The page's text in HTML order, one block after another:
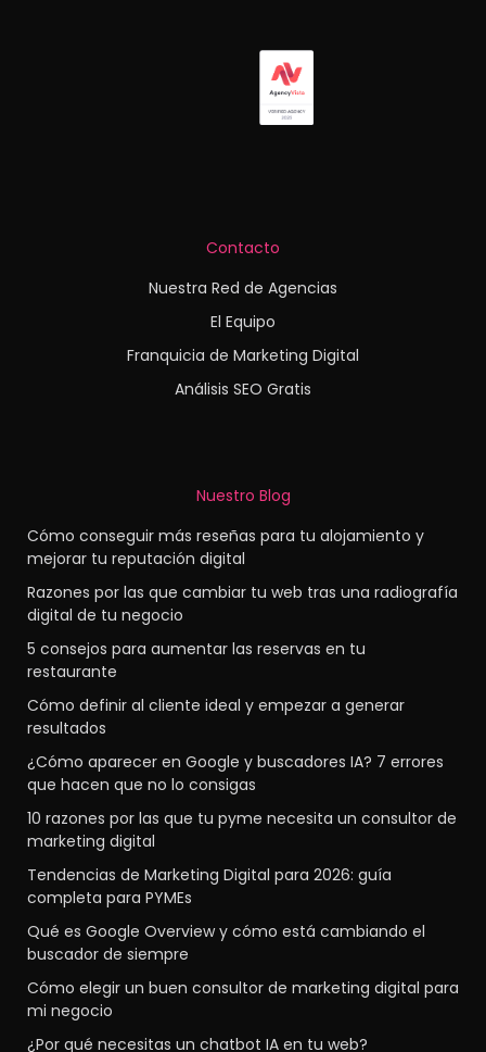
Contacto
Nuestra Red de Agencias
El Equipo
Franquicia de Marketing Digital
Análisis SEO Gratis
Nuestro Blog
Cómo conseguir más reseñas para tu alojamiento y
mejorar tu reputación digital
Razones por las que cambiar tu web tras una radiografía
digital de tu negocio
5 consejos para aumentar las reservas en tu
restaurante
Cómo definir al cliente ideal y empezar a generar
resultados
¿Cómo aparecer en Google y buscadores IA? 7 errores
que hacen que no lo consigas
10 razones por las que tu pyme necesita un consultor de
marketing digital
Tendencias de Marketing Digital para 2026: guía
completa para PYMEs
Qué es Google Overview y cómo está cambiando el
buscador de siempre
Cómo elegir un buen consultor de marketing digital para
mi negocio
¿Por qué necesitas un chatbot IA en tu web?